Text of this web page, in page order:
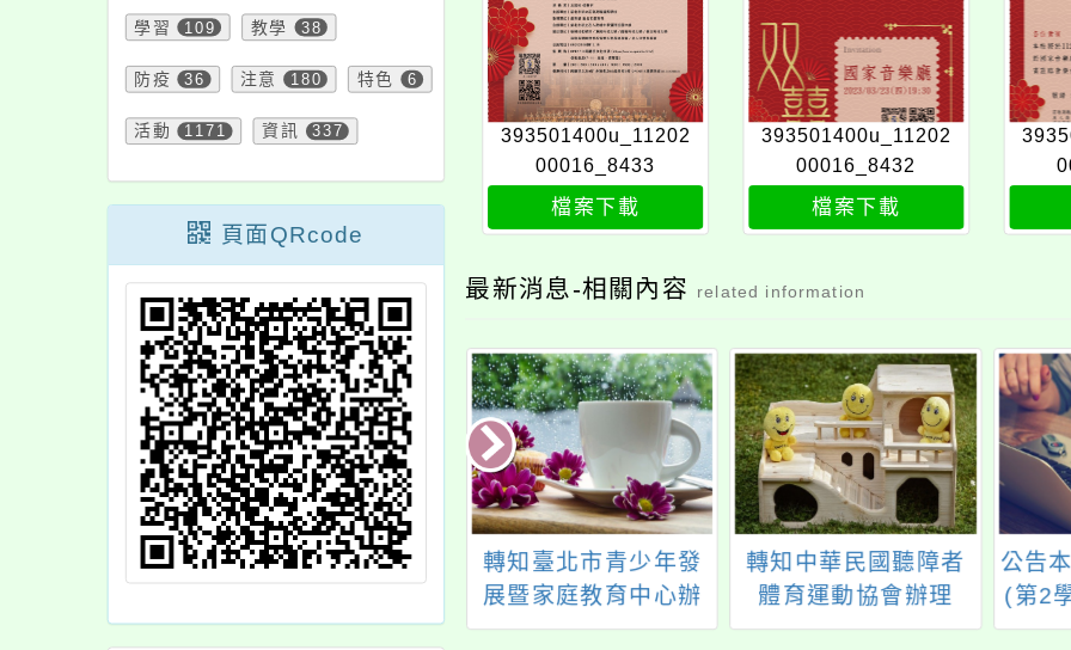
學習 109 教學 38
防疫 36 注意 180 特色 6
活動 1171 資訊 337
頁面QRcode
393501400u_11202
00016_8433
檔案下載
393501400u_11202
00016_8432
檔案下載
最新消息-相關內容 related information
人中華民國五
園市112年國中
八下性向測驗補測網
轉知臺北市青少年發
展暨家庭教育中心辦
理「2024秀17- 臺北
轉知中華民國聽障者
體育運動協會辦理
「113學年度全國聽障
公告
(第2
殊教